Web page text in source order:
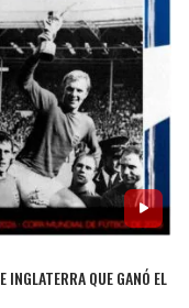
INGLATERRA QUE GANÓ EL